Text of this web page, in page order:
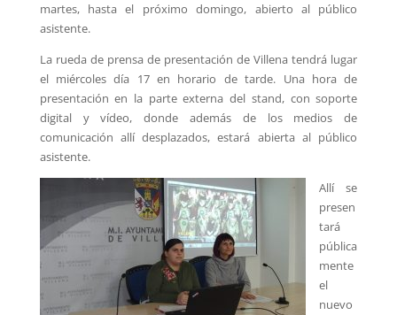
martes, hasta el próximo domingo, abierto al público
asistente.
La rueda de prensa de presentación de Villena tendrá lugar
el miércoles día 17 en horario de tarde. Una hora de
presentación en la parte externa del stand, con soporte
digital y vídeo, donde además de los medios de
comunicación allí desplazados, estará abierta al público
asistente.
Allí se
presen
tará
pública
mente
el
nuevo